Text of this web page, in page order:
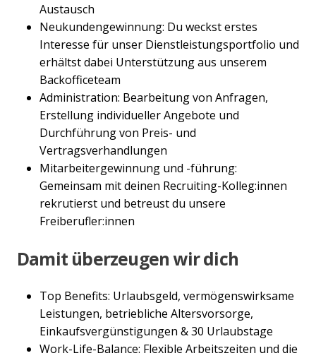
Austausch
Neukundengewinnung: Du weckst erstes
Interesse für unser Dienstleistungsportfolio und
erhältst dabei Unterstützung aus unserem
Backofficeteam
Administration: Bearbeitung von Anfragen,
Erstellung individueller Angebote und
Durchführung von Preis- und
Vertragsverhandlungen
Mitarbeitergewinnung und -führung:
Gemeinsam mit deinen Recruiting-Kolleg:innen
rekrutierst und betreust du unsere
Freiberufler:innen
Damit überzeugen wir dich
Top Benefits: Urlaubsgeld, vermögenswirksame
Leistungen, betriebliche Altersvorsorge,
Einkaufsvergünstigungen & 30 Urlaubstage
Work-Life-Balance: Flexible Arbeitszeiten und die